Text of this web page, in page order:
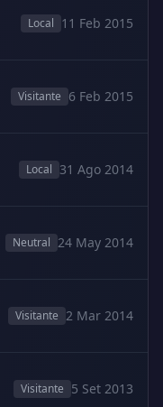
Local 11 Feb 2015
Visitante 6 Feb 2015
Local 31 Ago 2014
Neutral 24 May 2014
Visitante 2 Mar 2014
Visitante 5 Set 2013